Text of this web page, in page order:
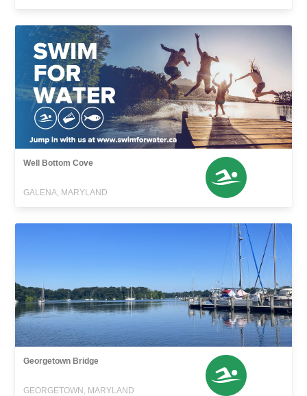
Well Bottom Cove
GALENA, MARYLAND
Georgetown Bridge
GEORGETOWN, MARYLAND